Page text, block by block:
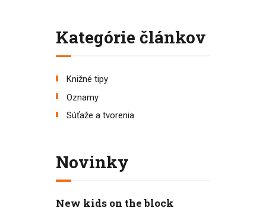
Kategórie článkov
Knižné tipy
Oznamy
Súťaže a tvorenia
Novinky
New kids on the block